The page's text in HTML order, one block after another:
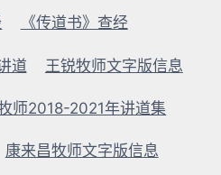
《传道书》查经
道 王锐牧师文字版信息
师2018-2021年讲道集
康来昌牧师文字版信息